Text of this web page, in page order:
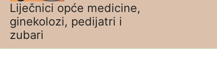
Liječnici opće medicine,
ginekolozi, pedijatri i
zubari